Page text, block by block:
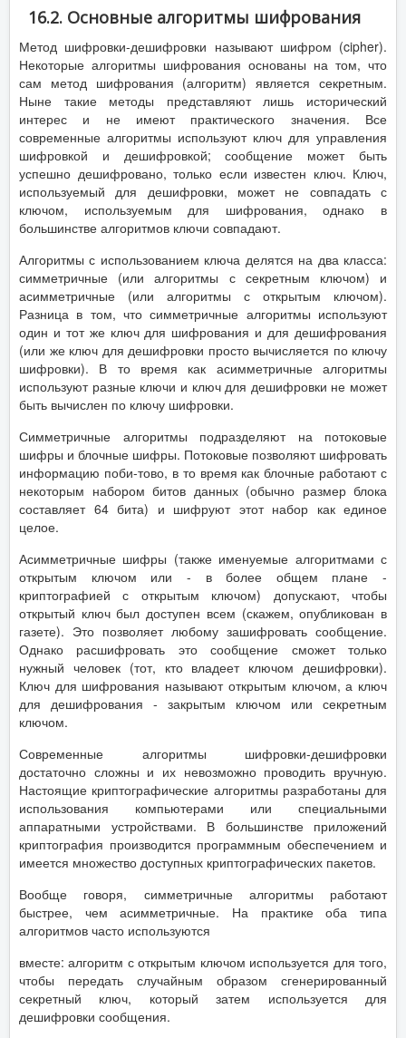
16.2. Основные алгоритмы шифрования
Метод шифровки-дешифровки называют шифром (cipher).
Некоторые алгоритмы шифрования основаны на том, что
сам метод шифрования (алгоритм) является секретным.
Ныне такие методы представляют лишь исторический
интерес и не имеют практического значения. Все
современные алгоритмы используют ключ для управления
шифровкой и дешифровкой; сообщение может быть
успешно дешифровано, только если известен ключ. Ключ,
используемый для дешифровки, может не совпадать с
ключом, используемым для шифрования, однако в
большинстве алгоритмов ключи совпадают.
Алгоритмы с использованием ключа делятся на два класса:
симметричные (или алгоритмы с секретным ключом) и
асимметричные (или алгоритмы с открытым ключом).
Разница в том, что симметричные алгоритмы используют
один и тот же ключ для шифрования и для дешифрования
(или же ключ для дешифровки просто вычисляется по ключу
шифровки). В то время как асимметричные алгоритмы
используют разные ключи и ключ для дешифровки не может
быть вычислен по ключу шифровки.
Симметричные алгоритмы подразделяют на потоковые
шифры и блочные шифры. Потоковые позволяют шифровать
информацию поби-тово, в то время как блочные работают с
некоторым набором битов данных (обычно размер блока
составляет 64 бита) и шифруют этот набор как единое
целое.
Асимметричные шифры (также именуемые алгоритмами с
открытым ключом или - в более общем плане -
криптографией с открытым ключом) допускают, чтобы
открытый ключ был доступен всем (скажем, опубликован в
газете). Это позволяет любому зашифровать сообщение.
Однако расшифровать это сообщение сможет только
нужный человек (тот, кто владеет ключом дешифровки).
Ключ для шифрования называют открытым ключом, а ключ
для дешифрования - закрытым ключом или секретным
ключом.
Современные алгоритмы шифровки-дешифровки
достаточно сложны и их невозможно проводить вручную.
Настоящие криптографические алгоритмы разработаны для
использования компьютерами или специальными
аппаратными устройствами. В большинстве приложений
криптография производится программным обеспечением и
имеется множество доступных криптографических пакетов.
Вообще говоря, симметричные алгоритмы работают
быстрее, чем асимметричные. На практике оба типа
алгоритмов часто используются
вместе: алгоритм с открытым ключом используется для того,
чтобы передать случайным образом сгенерированный
секретный ключ, который затем используется для
дешифровки сообщения.